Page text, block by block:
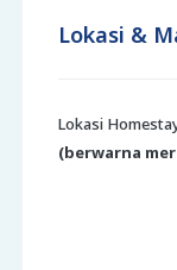
Lokasi &
Lokasi
(berwarna